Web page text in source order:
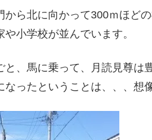
から北に向かって300ｍほどの
や小学校が並んでいます。
と、馬に乗って、月読見尊は
なったということは、、、想